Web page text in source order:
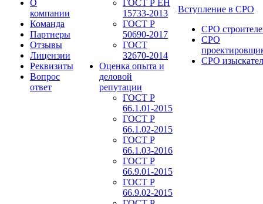
О
компании
Команда
Партнеры
Отзывы
Лицензии
Реквизиты
Вопрос
ответ
ГОСТ Р ЕН
15733-2013
ГОСТ Р
50690-2017
ГОСТ
32670-2014
Оценка опыта и
деловой
репутации
ГОСТ Р
66.1.01-2015
ГОСТ Р
66.1.02-2015
ГОСТ Р
66.1.03-2016
ГОСТ Р
66.9.01-2015
ГОСТ Р
66.9.02-2015
Вступление в СРО
СРО
СРО
СРО